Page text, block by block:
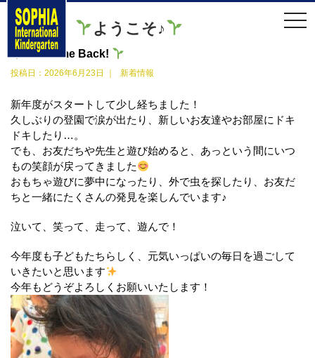
t
o
ようこそ♪
Welcome Back!
投稿日： 2026年6月23日 新着情報
新年度がスタートして少し経ちました！
久しぶりの登園で涙が出たり、新しいお友達やお部屋にドキ
ドキしたり…。
でも、お友だちや先生と遊び始めると、あっという間にいつ
もの笑顔が戻ってきました
おもちゃ遊びに夢中になったり、外で虫を探したり、お友だ
ちと一緒にたくさんの発見を楽しんでいます♪
泣いて、笑って、走って、遊んで！
今年度も子どもたちらしく、元気いっぱいの毎日を過ごして
いきたいと思います
今年もどうぞよろしくお願いいたします！